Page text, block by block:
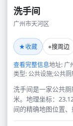
洗手间
广州市天河区
★收藏 ⌖搜周边
查看完整信息地址: 广
类型: 公共设施;公共
洗手间是一家公共
米。地理坐标：
间的精确地图位置